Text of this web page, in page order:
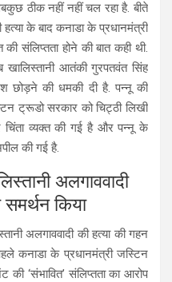
ठीक नहीं नहीं चल रहा है. बीते
के बाद कनाडा के प्रधानमंत्री
संलिप्तता होने की बात कही थी.
खालिस्तानी आतंकी गुरपतवंत सिंह
छोड़ने की धमकी दी है. पन्नू की
ट्रूडो सरकार को चिट्ठी लिखी
चिंता व्यक्त की गई है और पन्नू के
की गई है.
अलगाववादी
किया
अलगाववादी की हत्या की गहन
कनाडा के प्रधानमंत्री जस्टिन
‘संभावित’ संलिप्तता का आरोप